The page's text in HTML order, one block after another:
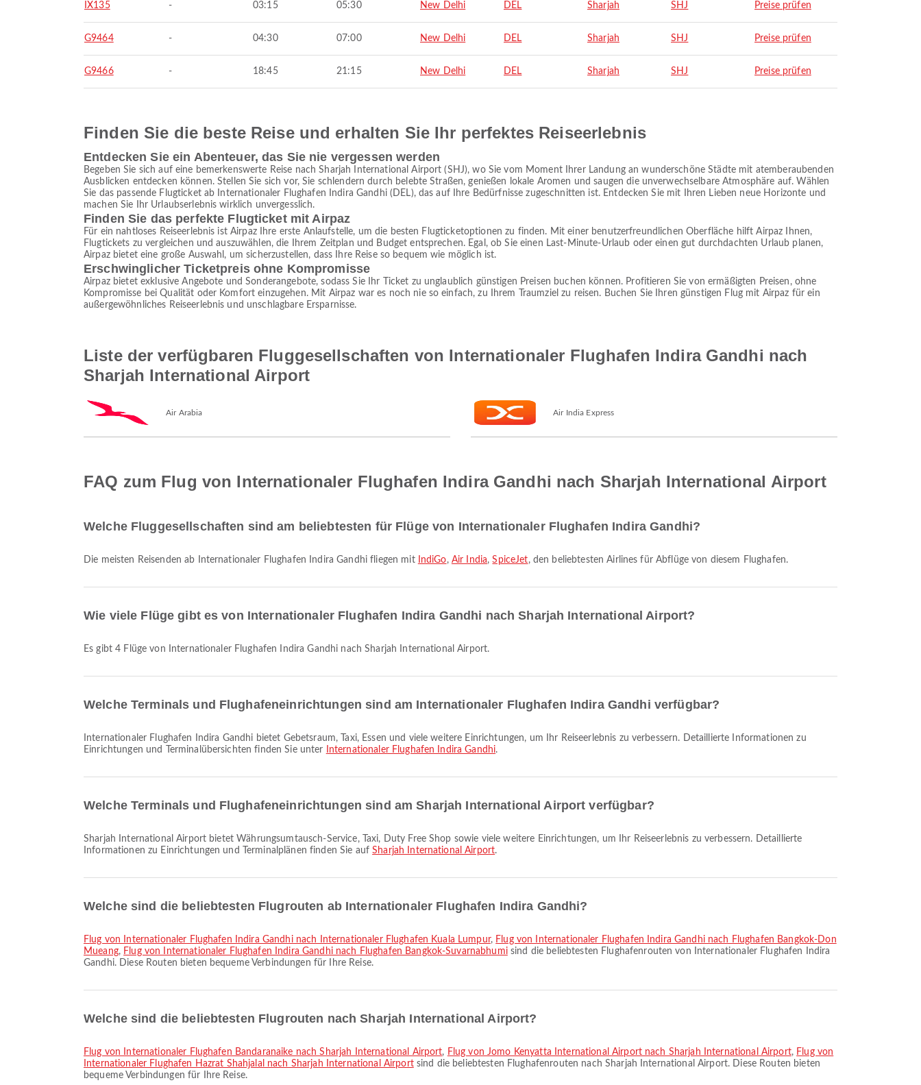
IX135 - 03:15 05:30 New Delhi DEL Sharjah SHJ Preise prüfen
G9464 - 04:30 07:00 New Delhi DEL Sharjah SHJ Preise prüfen
G9466 - 18:45 21:15 New Delhi DEL Sharjah SHJ Preise prüfen
Finden Sie die beste Reise und erhalten Sie Ihr perfektes Reiseerlebnis
Entdecken Sie ein Abenteuer, das Sie nie vergessen werden
Begeben Sie sich auf eine bemerkenswerte Reise nach Sharjah International Airport (SHJ), wo Sie vom Moment Ihrer Landung an wunderschöne Städte mit atemberaubenden
Ausblicken entdecken können. Stellen Sie sich vor, Sie schlendern durch belebte Straßen, genießen lokale Aromen und saugen die unverwechselbare Atmosphäre auf. Wählen
Sie das passende Flugticket ab Internationaler Flughafen Indira Gandhi (DEL), das auf Ihre Bedürfnisse zugeschnitten ist. Entdecken Sie mit Ihren Lieben neue Horizonte und
machen Sie Ihr Urlaubserlebnis wirklich unvergesslich.
Finden Sie das perfekte Flugticket mit Airpaz
Für ein nahtloses Reiseerlebnis ist Airpaz Ihre erste Anlaufstelle, um die besten Flugticketoptionen zu finden. Mit einer benutzerfreundlichen Oberfläche hilft Airpaz Ihnen,
Flugtickets zu vergleichen und auszuwählen, die Ihrem Zeitplan und Budget entsprechen. Egal, ob Sie einen Last-Minute-Urlaub oder einen gut durchdachten Urlaub planen,
Airpaz bietet eine große Auswahl, um sicherzustellen, dass Ihre Reise so bequem wie möglich ist.
Erschwinglicher Ticketpreis ohne Kompromisse
Airpaz bietet exklusive Angebote und Sonderangebote, sodass Sie Ihr Ticket zu unglaublich günstigen Preisen buchen können. Profitieren Sie von ermäßigten Preisen, ohne
Kompromisse bei Qualität oder Komfort einzugehen. Mit Airpaz war es noch nie so einfach, zu Ihrem Traumziel zu reisen. Buchen Sie Ihren günstigen Flug mit Airpaz für ein
außergewöhnliches Reiseerlebnis und unschlagbare Ersparnisse.
Liste der verfügbaren Fluggesellschaften von Internationaler Flughafen Indira Gandhi nach
Sharjah International Airport
Air Arabia Air India Express
FAQ zum Flug von Internationaler Flughafen Indira Gandhi nach Sharjah International Airport
Welche Fluggesellschaften sind am beliebtesten für Flüge von Internationaler Flughafen Indira Gandhi?
Die meisten Reisenden ab Internationaler Flughafen Indira Gandhi fliegen mit IndiGo, Air India,SpiceJet, den beliebtesten Airlines für Abflüge von diesem Flughafen.
Wie viele Flüge gibt es von Internationaler Flughafen Indira Gandhi nach Sharjah International Airport?
Es gibt 4 Flüge von Internationaler Flughafen Indira Gandhi nach Sharjah International Airport.
Welche Terminals und Flughafeneinrichtungen sind am Internationaler Flughafen Indira Gandhi verfügbar?
Einrichtungen und Terminalübersichten finden Sie unter
Internationaler Flughafen Indira Gandhi.
Welche Terminals und Flughafeneinrichtungen sind am Sharjah International Airport verfügbar?
Sharjah International Airport bietet Währungsumtausch-Service, Taxi, Duty Free Shop sowie viele weitere Einrichtungen, um Ihr Reiseerlebnis zu verbessern. Detaillierte
Informationen zu Einrichtungen und Terminalplänen finden Sie aufSharjah International Airport.
Welche sind die beliebtesten Flugrouten ab Internationaler Flughafen Indira Gandhi?
Flug von Internationaler Flughafen Indira Gandhi nach Internationaler Flughafen Kuala Lumpur, Flug von Internationaler Flughafen Indira Gandhi nach Flughafen Bangkok-Don
Mueang, Flug von Internationaler Flughafen Indira Gandhi nach Flughafen Bangkok-Suvarnabhumisind die beliebtesten Flughafenrouten von Internationaler Flughafen Indira
Gandhi. Diese Routen bieten bequeme Verbindungen für Ihre Reise.
Welche sind die beliebtesten Flugrouten nach Sharjah International Airport?
Flug von Internationaler Flughafen Bandaranaike nach Sharjah International Airport, Flug von Jomo Kenyatta International Airport nach Sharjah International Airport, Flug von
Internationaler Flughafen Hazrat Shahjalal nach Sharjah International Airportsind die beliebtesten Flughafenrouten nach Sharjah International Airport. Diese Routen bieten
bequeme Verbindungen für Ihre Reise.